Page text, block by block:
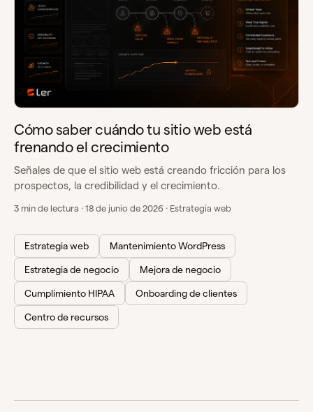
Cómo saber cuándo tu sitio web está
frenando el crecimiento
Señales de que el sitio web está creando fricción para los
prospectos, la credibilidad y el crecimiento.
3 min de lectura · 18 de junio de 2026 · Estrategia web
Estrategia web Mantenimiento WordPress
Estrategia de negocio Mejora de negocio
Cumplimiento HIPAA Onboarding de clientes
Centro de recursos